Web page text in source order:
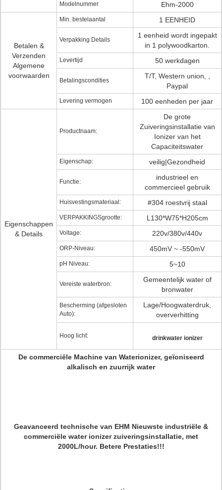
Modelnummer Ehm-2000
Betalen &
Verzenden
Algemene
voorwaarden
Min. bestelaantal 1 EENHEID
Verpakking Details
1 eenheid wordt ingepakt
in 1 polywoodkarton.
Levertijd 50 werkdagen
Betalingscondities
T/T, Western union, ,
Paypal
Levering vermogen 100 eenheden per jaar
Eigenschappen
& Details
Productnaam:
De grote
Zuiveringsinstallatie van
Ionizer van het
Capaciteitswater
Eigenschap: veilig|Gezondheid
Functie:
industrieel en
commercieel gebruik
Huisvestingsmateriaal: #304 roestvrij staal
VERPAKKINGSgrootte: L130*W75*H205cm
Voltage: 220v/380v/440v
ORP-Niveau: 450mV ~ -550mV
pH Niveau: 5~10
Vereiste waterbron:
Gemeentelijk water of
bronwater
Bescherming (afgesloten
Auto):
Lage/Hoogwaterdruk,
oververhitting
Hoog licht: drinkwater ionizer
De commerciële Machine van Waterionizer, geïoniseerd
alkalisch en zuurrijk water
Geavanceerd technische van EHM Nieuwste industriële &
commerciële water ionizer zuiveringsinstallatie, met
2000L/hour. Betere Prestaties!!!